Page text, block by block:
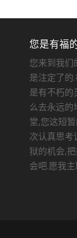
您是有福
您来到我们
是注定了的
是有不朽的
么去永远的
堂,您这短
次认真思考
狱的机会,
会吧.愿我